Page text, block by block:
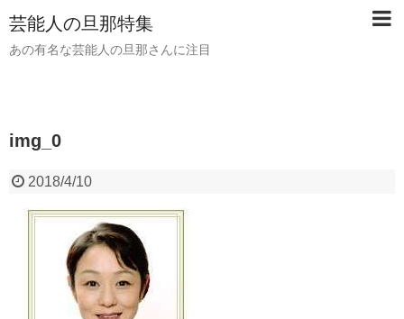
芸能人の旦那特集
あの有名な芸能人の旦那さんに注目
img_0
2018/4/10